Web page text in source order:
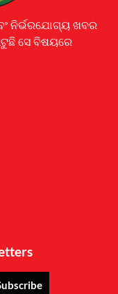
ନିର୍ଭରଯୋଗ୍ୟ ଖବର
ସେ ବିଷୟରେ